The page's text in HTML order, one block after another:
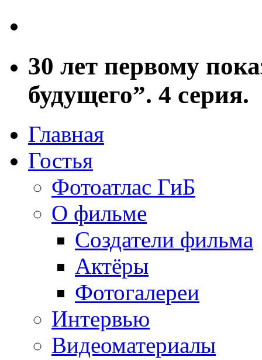
30 лет первому
будущего”. 4 серия.
Главная
Гостья
Фотоатлас ГиБ
О фильме
Создатели фильма
Актёры
Фотогалереи
Интервью
Видеоматериалы